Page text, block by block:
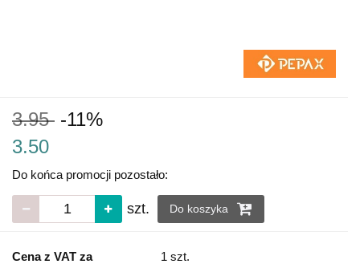
3.95 -11%
3.50
Do końca promocji pozostało:
szt. Do koszyka
Cena z VAT za 1 szt.